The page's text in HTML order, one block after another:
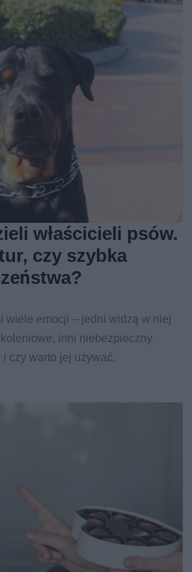
właścicieli psów.
czy szybka
wiele emocji – jedni widzą w niej
inni niebezpieczny
czy warto jej używać.